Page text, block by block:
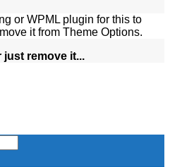
or WPML plugin for this to
it from Theme Options.
remove it...